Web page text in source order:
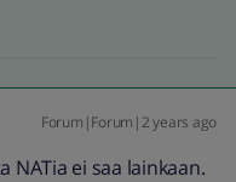
Forum|Forum|2 years ago
NATia ei saa lainkaan.